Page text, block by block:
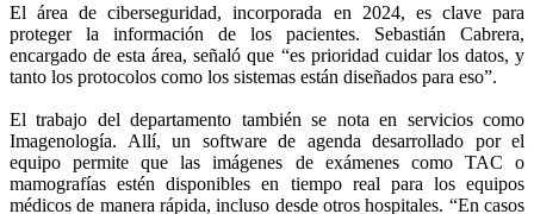
El área de ciberseguridad, incorporada en 2024, es clave para
proteger la información de los pacientes. Sebastián Cabrera,
encargado de esta área, señaló que “es prioridad cuidar los datos, y
tanto los protocolos como los sistemas están diseñados para eso”.
El trabajo del departamento también se nota en servicios como
Imagenología. Allí, un software de agenda desarrollado por el
equipo permite que las imágenes de exámenes como TAC o
mamografías estén disponibles en tiempo real para los equipos
médicos de manera rápida, incluso desde otros hospitales. “En casos